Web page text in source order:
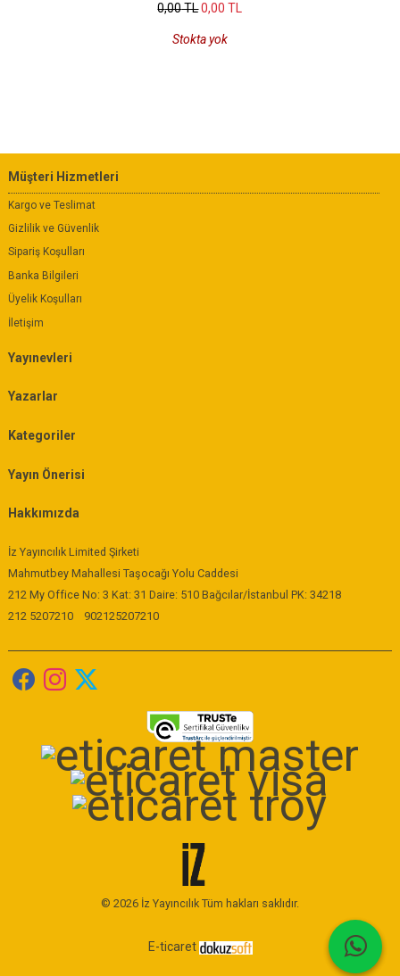
0,00TL0,00 TL
Stokta yok
Müşteri Hizmetleri
Kargo ve Teslimat
Gizlilik ve Güvenlik
Sipariş Koşulları
Banka Bilgileri
Üyelik Koşulları
İletişim
Yayınevleri
Yazarlar
Kategoriler
Yayın Önerisi
Hakkımızda
İz Yayıncılık Limited Şirketi
Mahmutbey Mahallesi Taşocağı Yolu Caddesi
212 My Office No: 3 Kat: 31 Daire: 510 Bağcılar/İstanbul PK: 34218
212 5207210
902125207210
© 2026 İz Yayıncılık Tüm hakları saklıdır.
E-ticaret